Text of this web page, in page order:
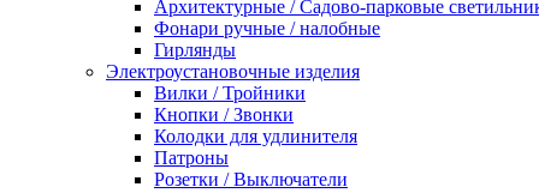
Архитектурные / Садово-парковые
Фонари ручные / налобные
Гирлянды
Электроустановочные изделия
Вилки / Тройники
Кнопки / Звонки
Колодки для удлинителя
Патроны
Розетки / Выключатели